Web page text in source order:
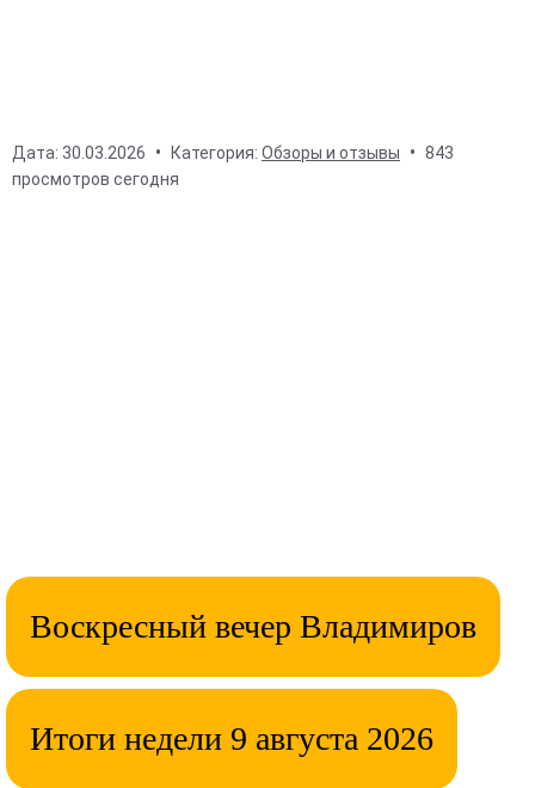
Дата: 30.03.2026 Категория: Обзоры и отзывы
843
просмотров сегодня
Воскресный вечер Владимиров
Итоги недели 9 августа 2026